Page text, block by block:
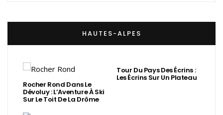
HAUTES-ALPES
Rocher Rond Dans Le
Dévoluy : L’Aventure À Ski
Sur Le Toit De La Drôme
Tour Du Pays Des Écrins :
Les Écrins Sur Un Plateau